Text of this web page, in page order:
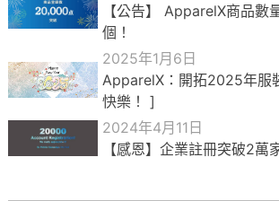
【公告】 ApparelX商品數
個！
2025年1月6日
ApparelX：開拓2025年服
快樂！ ]
2024年4月11日
【感恩】企業註冊突破2萬